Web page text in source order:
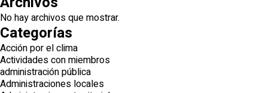
No hay archivos que mostrar.
Categorías
Acción por el clima
Actividades con miembros
administración pública
Administraciones locales